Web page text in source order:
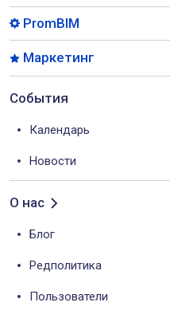
PromBIM
Маркетинг
События
Календарь
Новости
О нас
Блог
Редполитика
Пользователи